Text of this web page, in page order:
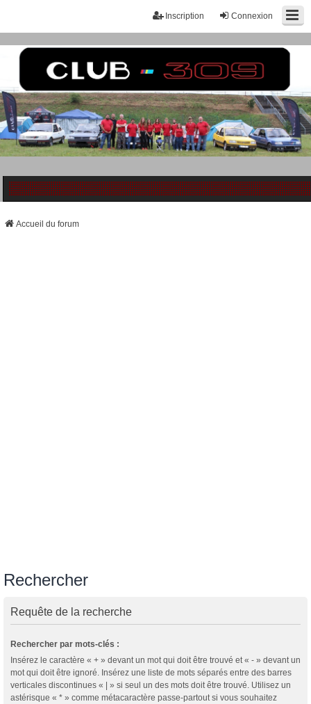
Connexion
Inscription
Accueil du forum
Rechercher
Requête de la recherche
Rechercher par mots-clés :
Insérez le caractère « + » devant un mot qui doit être trouvé et « - » devant un
mot qui doit être ignoré. Insérez une liste de mots séparés entre des barres
verticales discontinues « | » si seul un des mots doit être trouvé. Utilisez un
astérisque « * » comme métacaractère passe-partout si vous souhaitez